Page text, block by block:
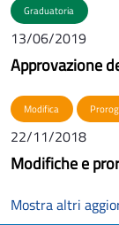
Graduatoria
13/06/2019
Approvazione
Modifica
22/11/2018
Modifiche e
Mostra altri